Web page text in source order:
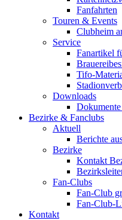
Fanfahrten
Touren & Events
Clubheim
Service
Fanartikel
Tifo-
Downloads
Bezirke & Fanclubs
Aktuell
Berichte
Bezirke
Kontakt
Fan-Clubs
Fan-Club
Fan-Club-
Kontakt